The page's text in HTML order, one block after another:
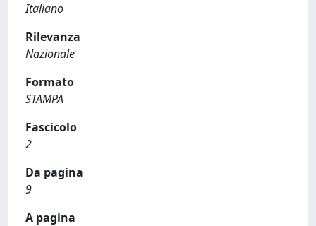
Italiano
Rilevanza
Nazionale
Formato
STAMPA
Fascicolo
2
Da pagina
9
A pagina